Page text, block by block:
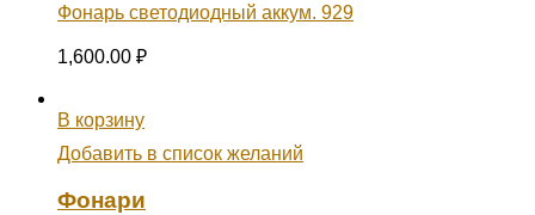
Фонарь светодиодный аккум. 929
1,600.00 ₽
В корзину
Добавить в список желаний
Фонари